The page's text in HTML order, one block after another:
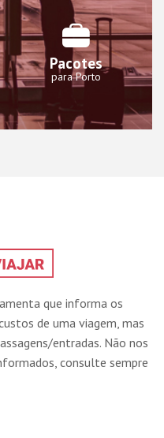
Pacotes
para Porto
que informa os
de uma viagem, mas
entradas. Não nos
consulte sempre